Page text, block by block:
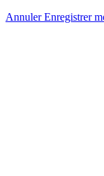
AnnulerEnregistrer